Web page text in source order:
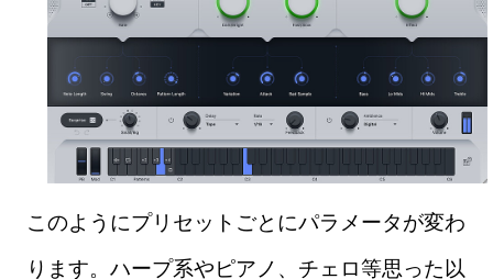
このようにプリセットごとにパラメータが変わ
ります。ハープ系やピアノ、チェロ等思った以